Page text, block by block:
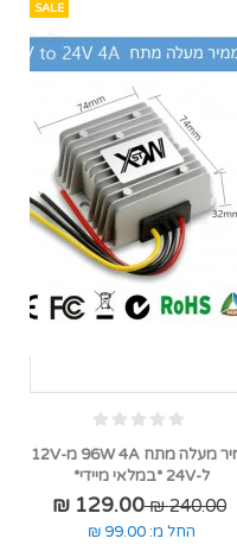
SALE
ממיר מעלה מתח 96W 4A מ-12V
ל-24V *במלאי מיידי*
240.00 ₪
129.00 ₪
החל מ: 99.00 ₪